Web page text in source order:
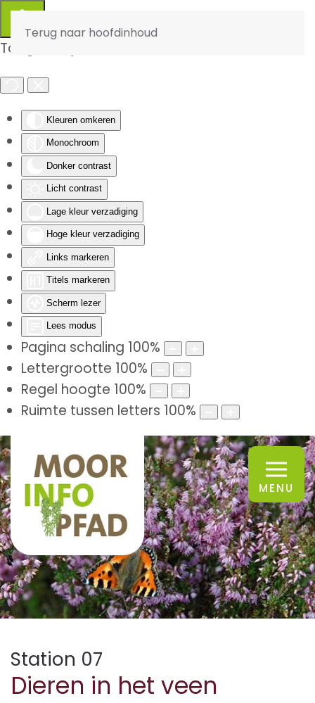
Toegankelijkheid
Kleuren omkeren
Monochroom
Donker contrast
Licht contrast
Lage kleur verzadiging
Hoge kleur verzadiging
Links markeren
Titels markeren
Scherm lezer
Lees modus
Pagina schaling 100%
Lettergrootte 100%
Regel hoogte 100%
Ruimte tussen letters 100%
Terug naar hoofdinhoud
MENU
Station 07
Dieren in het veen